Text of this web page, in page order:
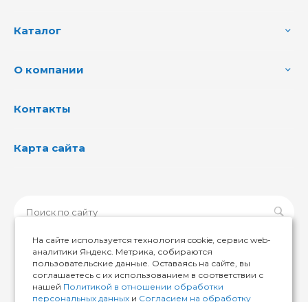
Каталог
О компании
Контакты
Карта сайта
© 2026 ИМИР174, Все права защищены
На сайте используется технология cookie, сервис web-
аналитики Яндекс. Метрика, собираются
пользовательские данные. Оставаясь на сайте, вы
соглашаетесь с их использованием в соответствии с
нашей Политикой в отношении обработки
персональных данных и Согласием на обработку